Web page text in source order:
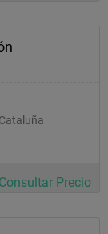
Consultar Precio